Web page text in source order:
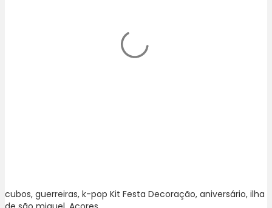
cubos, guerreiras, k-pop Kit Festa Decoração, aniversário, ilha